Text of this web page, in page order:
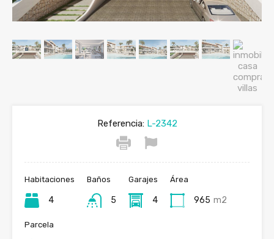
Referencia:L-2342
Habitaciones
4
Baños
5
Garajes
4
Área
965 m2
Parcela